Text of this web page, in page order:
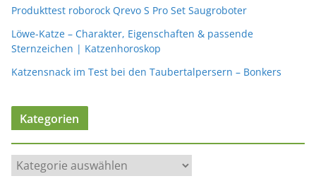
Produkttest roborock Qrevo S Pro Set Saugroboter
Löwe-Katze – Charakter, Eigenschaften & passende
Sternzeichen | Katzenhoroskop
Katzensnack im Test bei den Taubertalpersern – Bonkers
Kategorien